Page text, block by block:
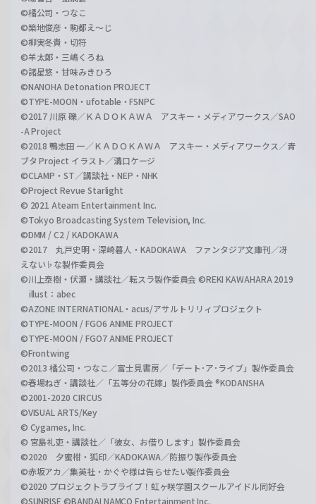
©橘公司・つなこ
©築地俊彦・駒都え～じ
©柳実冬貴・切符
©羊太郎・三嶋くろね
©諸星悠・甘味みきひろ
©NANOHA Detonation PROJECT
©TYPE-MOON・ufotable・FSNPC
©2017 川原 礫／ＫＡＤＯＫＡＷＡ アスキー・メディアワークス／SAO
-A Project
©2018 鴨志田 一／ＫＡＤＯＫＡＷＡ アスキー・メディアワークス／青
ブタ Project イラスト／溝口ケージ
©CLAMP・ST／講談社・NEP・NHK
©Project Revue Starlight
© 2021 Ateam Entertainment Inc.
©Tokyo Broadcasting System Television, Inc.
©DMM / C2 / KADOKAWA
©2017 丸戸史明・深崎暮人・KADOKAWA ファンタジア文庫刊／冴
えない♭な製作委員会
©川上泰樹・伏瀬・講談社／転スラ製作委員会 ©REKI KAWAHARA 2019
illust：abec
©AZONE INTERNATIONAL・acus/アサルトリリィプロジェクト
©TYPE-MOON / FGO6 ANIME PROJECT
©TYPE-MOON / FGO7 ANIME PROJECT
©Frontwing
©2013 橘公司・つなこ／富士見書房／「デート･ア･ライブ」製作委員会
©春場ねぎ・講談社／「五等分の花嫁」製作委員会 ®KODANSHA
©2001-2020 CIRCUS
©VISUAL ARTS/Key
© Cygames, Inc.
© 宮島礼吏・講談社／「彼女、お借りします」製作委員会
©2020 夕蜜柑・狐印／KADOKAWA／防振り製作委員会
©赤坂アカ／集英社・かぐや様は告らせたい製作委員会
©2020 プロジェクトラブライブ！虹ヶ咲学園スクールアイドル同好会
©SUNRISE ©BANDAI NAMCO Entertainment Inc.